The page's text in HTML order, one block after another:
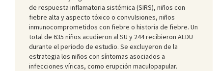
de respuesta inflamatoria sistémica (SIRS), niños con
fiebre alta y aspecto tóxico o convulsiones, niños
inmunocomprometidos con fiebre o historia de fiebre. Un
total de 635 niños acudieron al SU y 244 recibieron AEDU
durante el periodo de estudio. Se excluyeron de la
estrategia los niños con síntomas asociados a
infecciones víricas, como erupción maculopapular.